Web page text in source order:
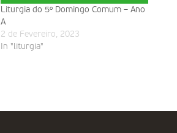
Liturgia do 5º Domingo Comum – Ano
A
2 de Fevereiro, 2023
In "liturgia"